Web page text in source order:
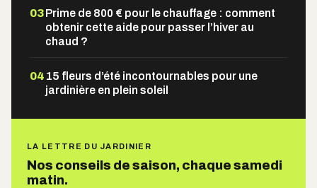
03Prime de 800 € pour le chauffage : comment
obtenir cette aide pour passer l’hiver au
chaud ?
04 15 fleurs d’été incontournables pour une
jardinière en plein soleil
LA LETTRE DU JARDINIER
Nos conseils de saison, chaque samedi
matin.